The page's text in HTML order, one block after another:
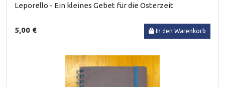
Leporello - Ein kleines Gebet für die Osterzeit
5,00 € In den Warenkorb